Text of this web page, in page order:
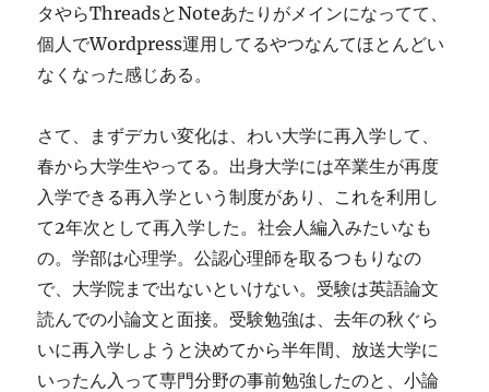
タやらThreadsとNoteあたりがメインになってて、
個人でWordpress運用してるやつなんてほとんどい
なくなった感じある。
さて、まずデカい変化は、わい大学に再入学して、
春から大学生やってる。出身大学には卒業生が再度
入学できる再入学という制度があり、これを利用し
て2年次として再入学した。社会人編入みたいなも
の。学部は心理学。公認心理師を取るつもりなの
で、大学院まで出ないといけない。受験は英語論文
読んでの小論文と面接。受験勉強は、去年の秋ぐら
いに再入学しようと決めてから半年間、放送大学に
いったん入って専門分野の事前勉強したのと、小論